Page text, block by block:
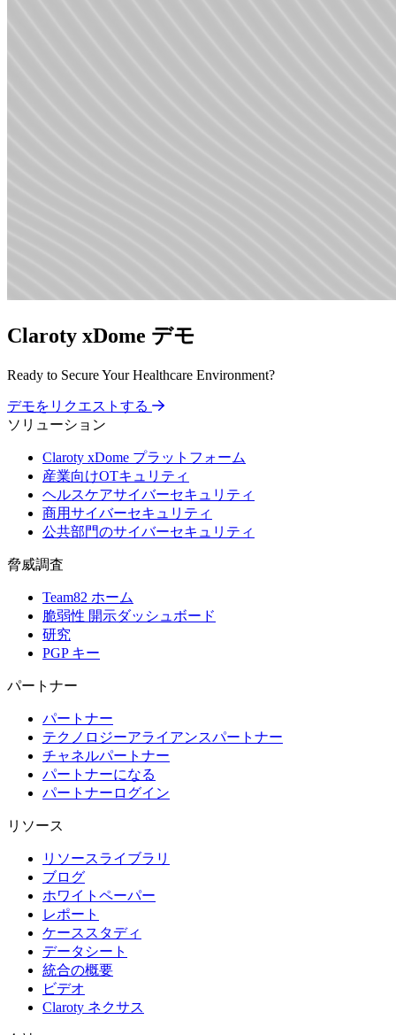
Claroty xDome デモ
Ready to Secure Your Healthcare Environment?
デモをリクエストする
ソリューション
Claroty xDome プラットフォーム
産業向けOTキュリティ
ヘルスケアサイバーセキュリティ
商用サイバーセキュリティ
公共部門のサイバーセキュリティ
脅威調査
Team82 ホーム
脆弱性 開示ダッシュボード
研究
PGP キー
パートナー
パートナー
テクノロジーアライアンスパートナー
チャネルパートナー
パートナーになる
パートナーログイン
リソース
リソースライブラリ
ブログ
ホワイトペーパー
レポート
ケーススタディ
データシート
統合の概要
ビデオ
Claroty ネクサス